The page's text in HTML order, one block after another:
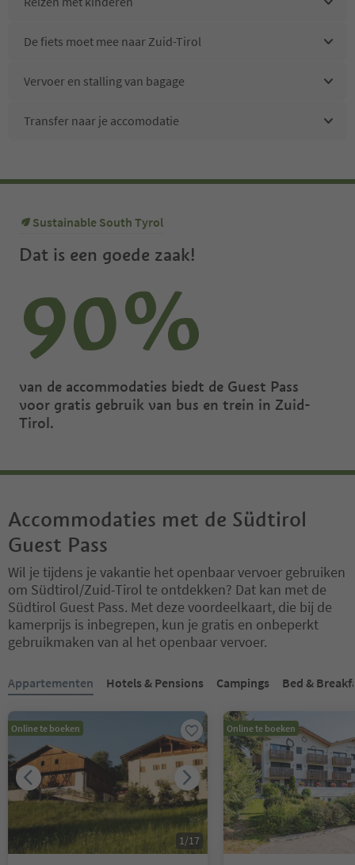
De fiets moet mee naar Zuid-Tirol
Vervoer en stalling van bagage
Transfer naar je accomodatie
Sustainable South Tyrol
Dat is een goede zaak!
90%
van de accommodaties biedt de Guest Pass
voor gratis gebruik van bus en trein in Zuid-
Tirol.
Accommodaties met de Südtirol
Guest Pass
Wil je tijdens je vakantie het openbaar vervoer gebruiken
om Südtirol/Zuid-Tirol te ontdekken? Dat kan met de
Südtirol Guest Pass. Met deze voordeelkaart, die bij de
kamerprijs is inbegrepen, kun je gratis en onbeperkt
gebruikmaken van al het openbaar vervoer.
Appartementen Hotels & Pensions Campings Bed &
Online te boeken
1 /17
Online te boeken